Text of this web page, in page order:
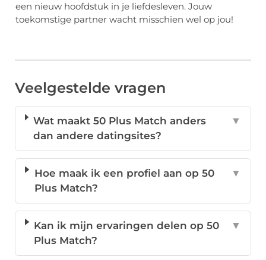
een nieuw hoofdstuk in je liefdesleven. Jouw
toekomstige partner wacht misschien wel op jou!
Veelgestelde vragen
Wat maakt 50 Plus Match anders
dan andere datingsites?
▼
Hoe maak ik een profiel aan op 50
Plus Match?
▼
Kan ik mijn ervaringen delen op 50
Plus Match?
▼